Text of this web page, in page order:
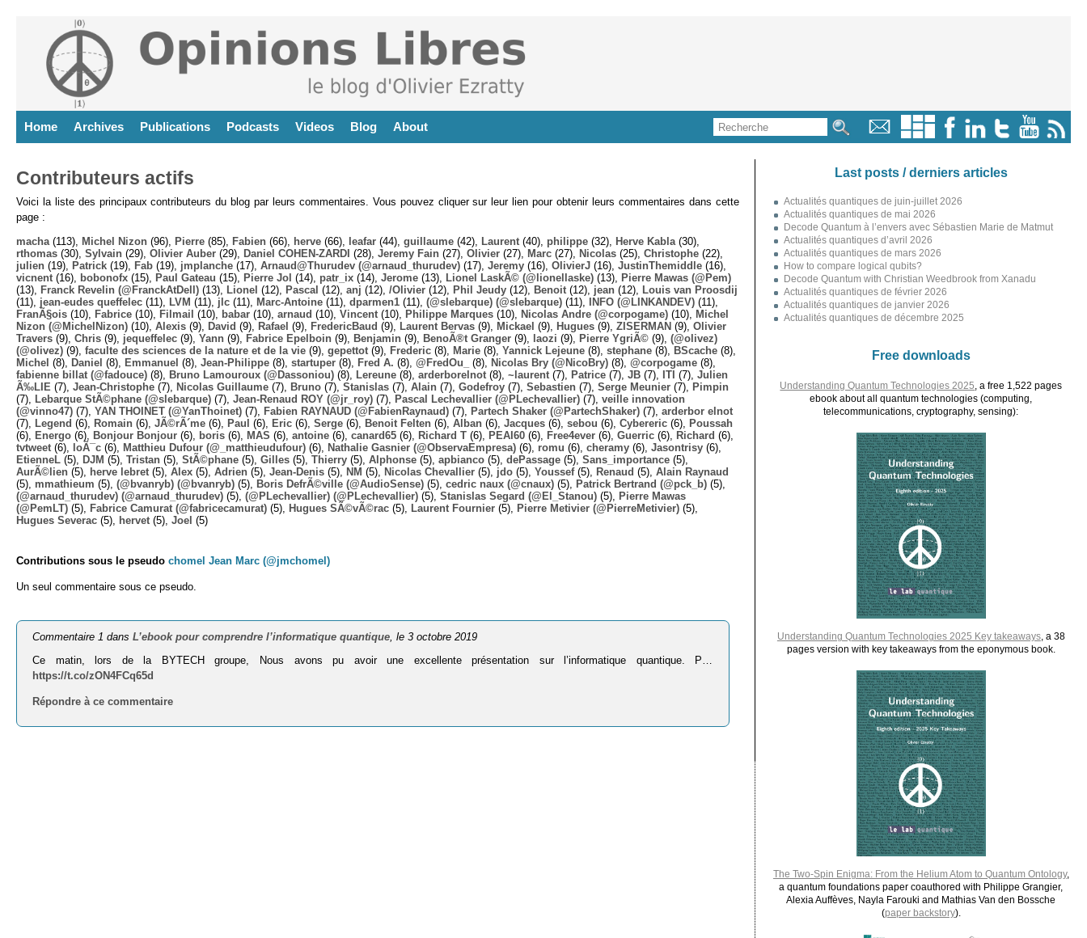
Home Archives Publications Podcasts Videos Blog About
Contributeurs actifs
Voici la liste des principaux contributeurs du blog par leurs commentaires. Vous pouvez cliquer sur leur lien pour obtenir leurs commentaires dans cette
page :
macha (113), Michel Nizon (96), Pierre (85), Fabien (66), herve (66), leafar (44), guillaume (42), Laurent (40), philippe (32), Herve Kabla (30),
rthomas (30), Sylvain (29), Olivier Auber (29), Daniel COHEN-ZARDI (28), Jeremy Fain (27), Olivier (27), Marc (27), Nicolas (25), Christophe (22),
julien (19), Patrick (19), Fab (19), jmplanche (17), Arnaud@Thurudev (@arnaud_thurudev) (17), Jeremy (16), OlivierJ (16), JustinThemiddle (16),
vicnent (16), bobonofx (15), Paul Gateau (15), Pierre Jol (14), patr_ix (14), Jerome (13), Lionel LaskÃ© (@lionellaske) (13),
Pierre Mawas (@Pem)
(13),
Franck Revelin (@FranckAtDell) (13), Lionel (12), Pascal (12), anj (12), /Olivier (12), Phil Jeudy (12), Benoit (12), jean (12),
Louis van Proosdij
(11), jean-eudes queffelec (11), LVM (11), jlc (11), Marc-Antoine (11), dparmen1 (11), (@slebarque) (@slebarque) (11), INFO (@LINKANDEV) (11),
FranÃ§ois (10), Fabrice (10), Filmail (10), babar (10), arnaud (10), Vincent (10), Philippe Marques (10), Nicolas Andre (@corpogame) (10),
Michel
Nizon (@MichelNizon) (10), Alexis (9), David (9), Rafael (9), FredericBaud (9), Laurent Bervas (9), Mickael (9), Hugues (9), ZISERMAN (9), Olivier
Travers (9), Chris (9), jequeffelec (9), Yann (9), Fabrice Epelboin (9), Benjamin (9), BenoÃ®t Granger (9), laozi (9), Pierre YgriÃ© (9), (@olivez)
(@olivez) (9), faculte des sciences de la nature et de la vie (9), gepettot (9), Frederic (8), Marie (8), Yannick Lejeune (8), stephane (8), BScache (8),
Michel (8), Daniel (8), Emmanuel (8), Jean-Philippe (8), startuper (8), Fred A. (8), @FredOu_ (8), Nicolas Bry (@NicoBry) (8), @corpogame (8),
fabienne billat (@fadouce) (8), Bruno Lamouroux (@Dassoniou) (8), Lereune (8), arderborelnot (8), ~laurent (7), Patrice (7), JB (7), ITI (7), Julien
Ã‰LIE (7), Jean-Christophe (7), Nicolas Guillaume (7), Bruno (7), Stanislas (7), Alain (7), Godefroy (7), Sebastien (7), Serge Meunier (7),
Pimpin
(7),
Lebarque StÃ©phane (@slebarque) (7), Jean-Renaud ROY (@jr_roy) (7), Pascal Lechevallier (@PLechevallier) (7), veille innovation
(@vinno47) (7), YAN THOINET (@YanThoinet) (7), Fabien RAYNAUD (@FabienRaynaud) (7), Partech Shaker (@PartechShaker) (7), arderbor elnot
(7),
Legend (6), Romain (6), JÃ©rÃ´me (6), Paul (6), Eric (6), Serge (6), Benoit Felten (6), Alban (6), Jacques (6), sebou (6), Cybereric (6),
Poussah
(6),
Energo (6), Bonjour Bonjour (6), boris (6), MAS (6), antoine (6), canard65 (6), Richard T (6), PEAI60 (6), Free4ever (6), Guerric (6), Richard (6),
tvtweet (6), loÃ¯c (6), Matthieu Dufour (@_matthieudufour) (6), Nathalie Gasnier (@ObservaEmpresa) (6), romu (6), cheramy (6), Jasontrisy (6),
EtienneL (5), DJM (5), Tristan (5), StÃ©phane (5), Gilles (5), Thierry (5), Alphonse (5), apbianco (5), dePassage (5), Sans_importance (5),
AurÃ©lien (5), herve lebret (5), Alex (5), Adrien (5), Jean-Denis (5), NM (5), Nicolas Chevallier (5), jdo (5), Youssef(5), Renaud (5), Alain Raynaud
(5), mmathieum (5), (@bvanryb) (@bvanryb) (5), Boris DefrÃ©ville (@AudioSense) (5), cedric naux (@cnaux) (5), Patrick Bertrand (@pck_b) (5),
(@arnaud_thurudev) (@arnaud_thurudev) (5), (@PLechevallier) (@PLechevallier) (5), Stanislas Segard (@El_Stanou) (5),
Pierre Mawas
(@PemLT) (5), Fabrice Camurat (@fabricecamurat) (5), Hugues SÃ©vÃ©rac (5), Laurent Fournier (5), Pierre Metivier (@PierreMetivier) (5),
Hugues Severac (5), hervet (5), Joel (5)
Contributions sous le pseudo chomel Jean Marc (@jmchomel)
Un seul commentaire sous ce pseudo.
Commentaire 1 dansL’ebook pour comprendre l’informatique quantique , le 3 octobre 2019
Ce matin, lors de la BYTECH groupe, Nous avons pu avoir une excellente présentation sur l’informatique quantique. P…
https://t.co/zON4FCq65d
Répondre à ce commentaire
Last posts / derniers articles
Actualités quantiques de juin-juillet 2026
Actualités quantiques de mai 2026
Decode Quantum à l’envers avec Sébastien Marie de Matmut
Actualités quantiques d’avril 2026
Actualités quantiques de mars 2026
How to compare logical qubits?
Decode Quantum with Christian Weedbrook from Xanadu
Actualités quantiques de février 2026
Actualités quantiques de janvier 2026
Actualités quantiques de décembre 2025
Free downloads
Understanding Quantum Technologies 2025 , a free 1,522 pages
ebook about all quantum technologies (computing,
telecommunications, cryptography, sensing):
Understanding Quantum Technologies 2025 Key takeaways, a 38
pages version with key takeaways from the eponymous book.
The Two-Spin Enigma: From the Helium Atom to Quantum Ontology,
a quantum foundations paper coauthored with Philippe Grangier,
Alexia Auffèves, Nayla Farouki and Mathias Van den Bossche
(paper backstory).